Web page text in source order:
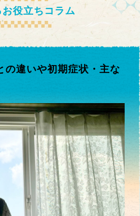
役立ちコラム
の違いや初期症状・主な